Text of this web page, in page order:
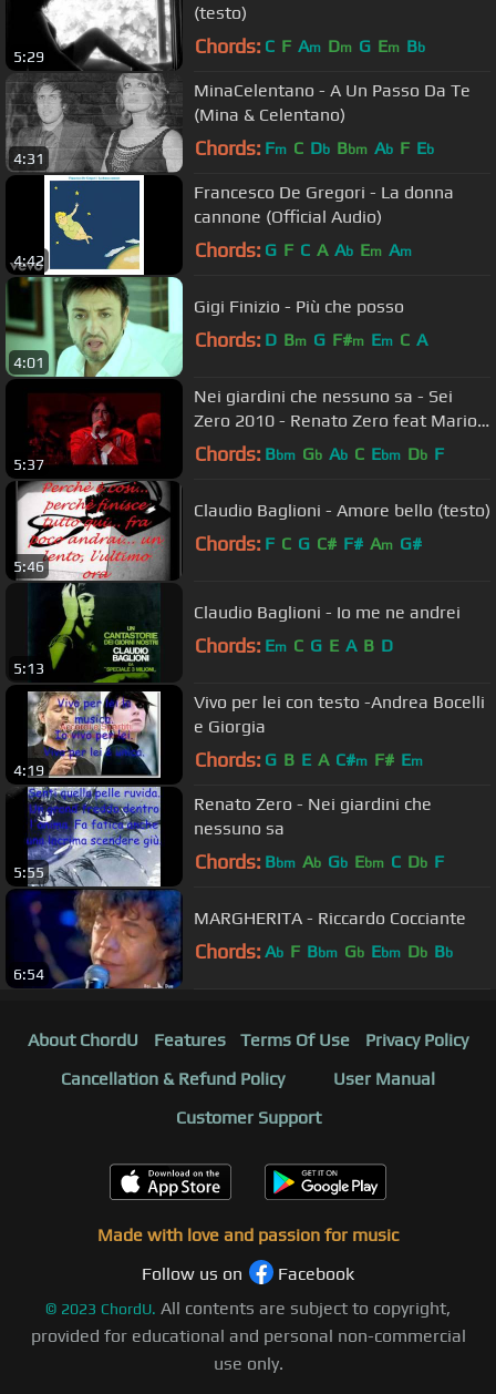
5:29
(testo)
Chords: C F Am Dm G Em Bb
4:31
MinaCelentano - A Un Passo Da Te
(Mina & Celentano)
Chords: Fm C Db Bbm Ab F Eb
4:42
Francesco De Gregori - La donna
cannone (Official Audio)
Chords: G F C A Ab Em Am
4:01
Gigi Finizio - Più che posso
Chords: D Bm G F#m Em C A
5:37
Nei giardini che nessuno sa - Sei
Zero 2010 - Renato Zero feat Mario
Biondi
Chords: Bbm Gb Ab C Ebm Db F
5:46
Claudio Baglioni - Amore bello (testo)
Chords: F C G C# F# Am G#
5:13
Claudio Baglioni - Io me ne andrei
Chords: Em C G E A B D
4:19
Vivo per lei con testo -Andrea Bocelli
e Giorgia
Chords: G B E A C#m F# Em
5:55
Renato Zero - Nei giardini che
nessuno sa
Chords: Bbm Ab Gb Ebm C Db F
6:54
MARGHERITA - Riccardo Cocciante
Chords: Ab F Bbm Gb Ebm Db Bb
About ChordU Features Terms Of Use
Privacy Policy
Cancellation & Refund Policy
User Manual
Customer Support
Made with love and passion for music
Follow us on
Facebook
© 2023 ChordU. All contents are subject to copyright,
provided for educational and personal non-commercial
use only.